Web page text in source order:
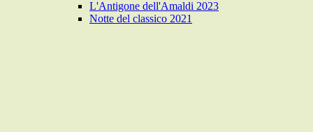
L'Antigone dell'Amaldi 2023
Notte del classico 2021